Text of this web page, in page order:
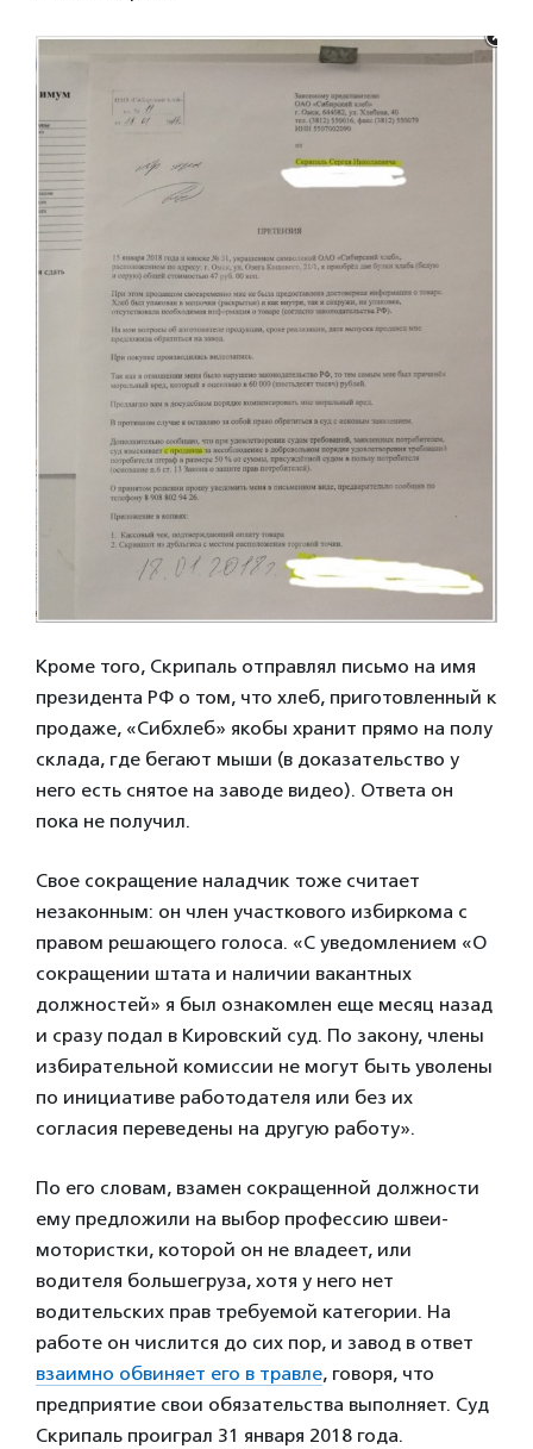
Кроме того, Скрипаль отправлял письмо на имя
президента РФ о том, что хлеб, приготовленный к
продаже, «Сибхлеб» якобы хранит прямо на полу
склада, где бегают мыши (в доказательство у
него есть снятое на заводе видео). Ответа он
пока не получил.
Свое сокращение наладчик тоже считает
незаконным: он член участкового избиркома с
правом решающего голоса. «С уведомлением «О
сокращении штата и наличии вакантных
должностей» я был ознакомлен еще месяц назад
и сразу подал в Кировский суд. По закону, члены
избирательной комиссии не могут быть уволены
по инициативе работодателя или без их
согласия переведены на другую работу».
По его словам, взамен сокращенной должности
ему предложили на выбор профессию швеи-
мотористки, которой он не владеет, или
водителя большегруза, хотя у него нет
водительских прав требуемой категории. На
работе он числится до сих пор, и завод в ответ
взаимно обвиняет его в травле, говоря, что
предприятие свои обязательства выполняет. Суд
Скрипаль проиграл 31 января 2018 года.